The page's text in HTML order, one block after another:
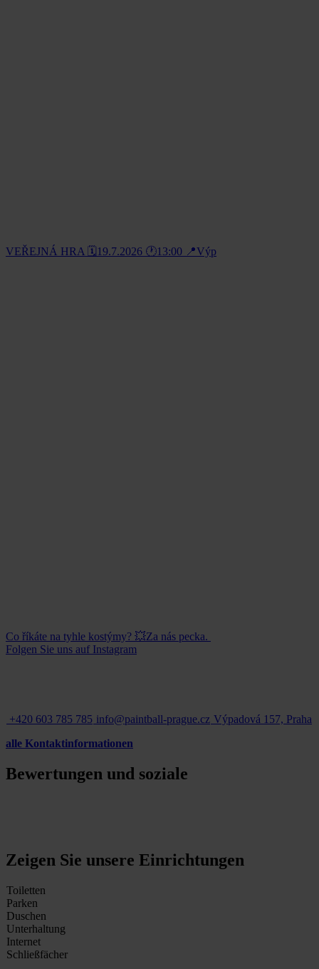
VEŘEJNÁ HRA 🗓️19.7.2026 🕐13:00 📍Výp
Co říkáte na tyhle kostýmy? 💥Za nás pecka.
Folgen Sie uns auf Instagram
+420 603 785 785 info@paintball-prague.cz Výpadová 157, Praha
alle Kontaktinformationen
Bewertungen und soziale
Zeigen Sie unsere Einrichtungen
Toiletten
Parken
Duschen
Unterhaltung
Internet
Schließfächer